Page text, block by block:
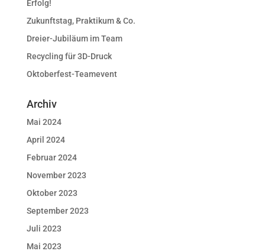
Erfolg!
Zukunftstag, Praktikum & Co.
Dreier-Jubiläum im Team
Recycling für 3D-Druck
Oktoberfest-Teamevent
Archiv
Mai 2024
April 2024
Februar 2024
November 2023
Oktober 2023
September 2023
Juli 2023
Mai 2023